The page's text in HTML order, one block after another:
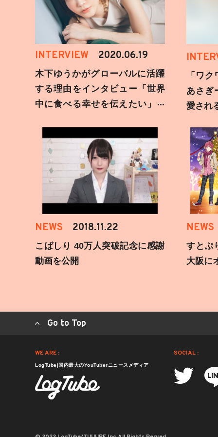
INTERVIEW 2020.06.19
木下ゆうかがグローバルに活躍
する理由をインタビュー「世界
中に食べる幸せを伝えたい」新
「ワ
あさぎ
愛され
NEWS 2018.11.22
こばしり 40万人突破記念に感謝
動画を公開
NEWS
すとぷ
大阪に
Go to Top
WE ARE :
LogTube|国内最大のYouTuberニュースメディア
SOCIAL :